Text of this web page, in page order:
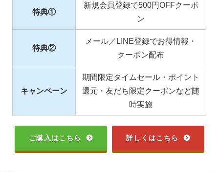
特典①
新規会員登録で500円OFFクーポ
ン
特典②
メール／LINE登録でお得情報・
クーポン配布
キャンペーン
期間限定タイムセール・ポイント
還元・友だち限定クーポンなど随
時実施
ご購入はこちら 詳しくはこちら